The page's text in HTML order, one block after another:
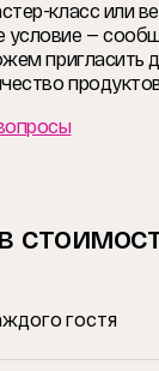
класс или
условие —
пригласить
гостя